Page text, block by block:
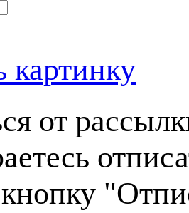
картинку
от